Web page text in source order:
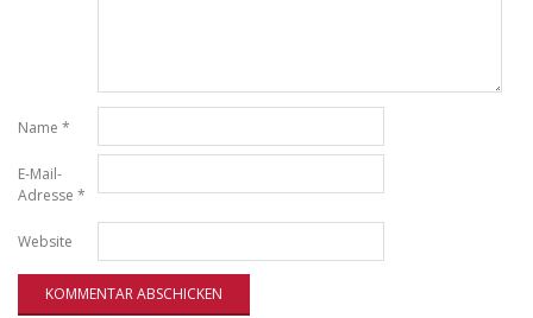
Name *
E-Mail-
Adresse *
Website